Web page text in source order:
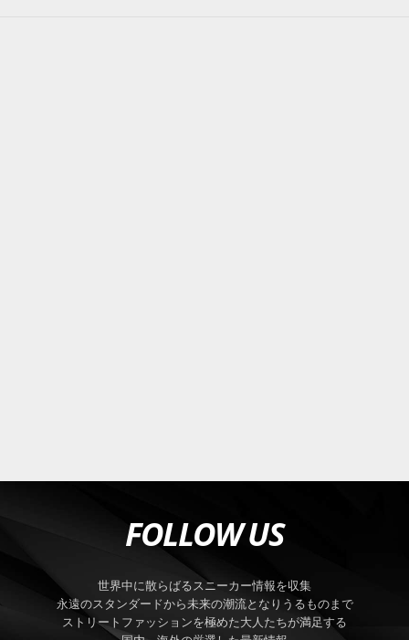
FOLLOW US
世界中に散らばるスニーカー情報を収集
永遠のスタンダードから未来の潮流となりうるものまで
ストリートファッションを極めた大人たちが満足する